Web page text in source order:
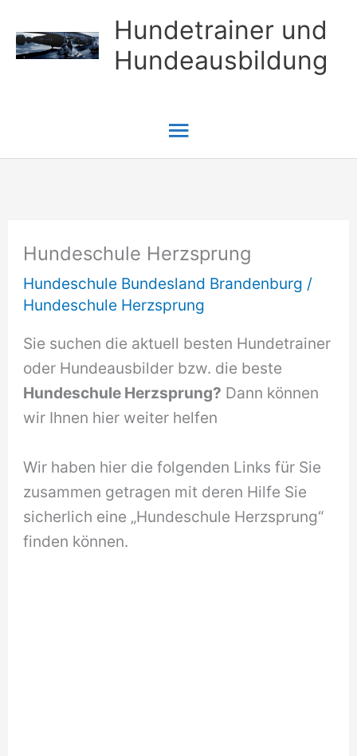
Inhalt
springen
Hundetrainer und
Hundeausbildung
Hauptmenü
Hundeschule Herzsprung
Hundeschule Bundesland Brandenburg /
Hundeschule Herzsprung
Sie suchen die aktuell besten Hundetrainer
oder Hundeausbilder bzw. die beste
Hundeschule Herzsprung? Dann können
wir Ihnen hier weiter helfen
Wir haben hier die folgenden Links für Sie
zusammen getragen mit deren Hilfe Sie
sicherlich eine „Hundeschule Herzsprung“
finden können.